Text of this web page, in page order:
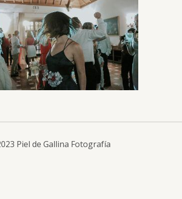
Piel de Gallina Fotografía